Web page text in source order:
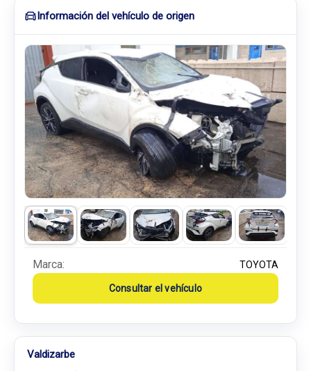
Información del vehículo de origen
Marca: TOYOTA
Consultar el vehículo
Valdizarbe